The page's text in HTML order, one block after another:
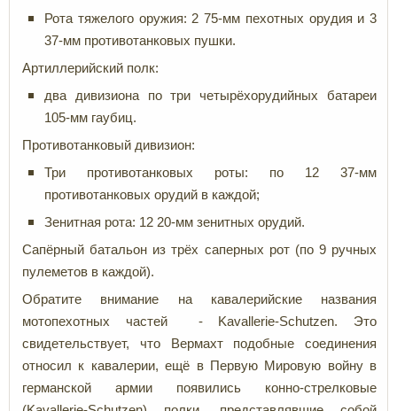
Рота тяжелого оружия: 2 75-мм пехотных орудия и 3
37-мм противотанковых пушки.
Артиллерийский полк:
два дивизиона по три четырёхорудийных батареи
105-мм гаубиц.
Противотанковый дивизион:
Три противотанковых роты: по 12 37-мм
противотанковых орудий в каждой;
Зенитная рота: 12 20-мм зенитных орудий.
Сапёрный батальон из трёх саперных рот (по 9 ручных
пулеметов в каждой).
Обратите внимание на кавалерийские названия
мотопехотных частей - Kavallerie-Schutzen. Это
свидетельствует, что Вермахт подобные соединения
относил к кавалерии, ещё в Первую Мировую войну в
германской армии появились конно-стрелковые